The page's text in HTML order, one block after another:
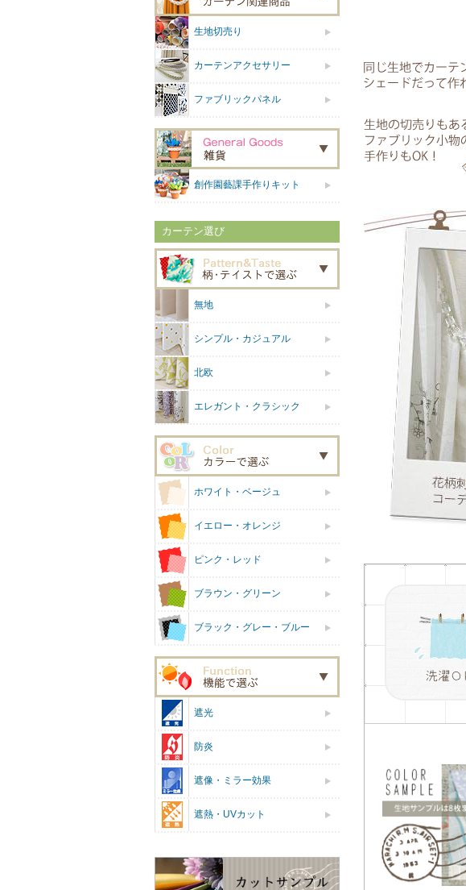
生地切売り
カーテンアクセサリー
ファブリックパネル
創作園藝課手作りキット
カーテン選び
無地
シンプル・カジュアル
北欧
エレガント・クラシック
ホワイト・ベージュ
イエロー・オレンジ
ピンク・レッド
ブラウン・グリーン
ブラック・グレー・ブルー
遮光
防炎
遮像・ミラー効果
遮熱・UVカット